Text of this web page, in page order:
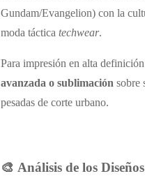
Gundam/Evangelion) con la
moda táctica techwear.
Para impresión en alta
avanzada o sublimación sobre
pesadas de corte urbano.
🎨 Análisis de los